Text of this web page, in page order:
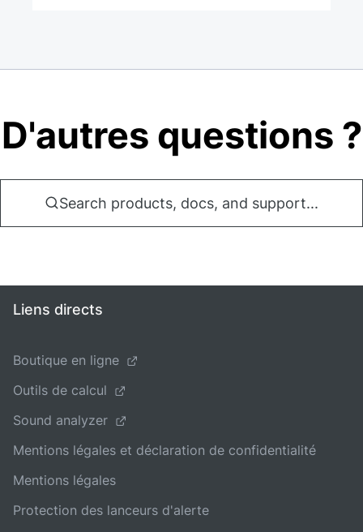
D'autres questions ?
Search products, docs, and support...
Liens directs
Boutique en ligne
Outils de calcul
Sound analyzer
Mentions légales et déclaration de confidentialité
Mentions légales
Protection des lanceurs d'alerte